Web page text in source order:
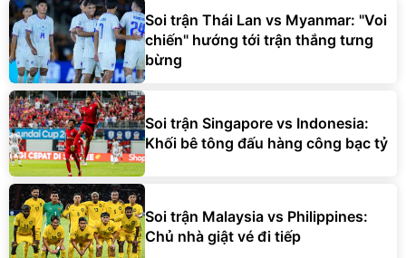
Soi trận Thái Lan vs Myanmar: "Voi
chiến" hướng tới trận thắng tưng
bừng
Soi trận Singapore vs Indonesia:
Khối bê tông đấu hàng công bạc tỷ
Soi trận Malaysia vs Philippines:
Chủ nhà giật vé đi tiếp